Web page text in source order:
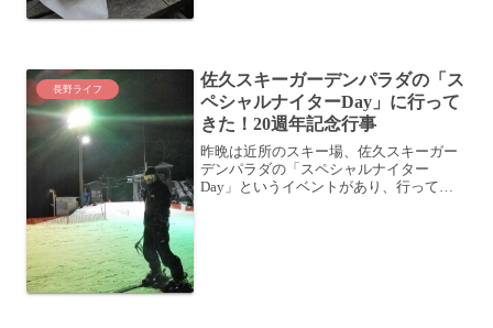
長野ライフ
佐久スキーガーデンパラダの「ス
ペシャルナイターDay」に行って
きた！20週年記念行事
昨晩は近所のスキー場、佐久スキーガー
デンパラダの「スペシャルナイター
Day」というイベントがあり、行ってき